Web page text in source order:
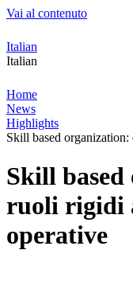
Vai al contenuto
Italian
Italian
Home
News
Highlights
Skill based
Skill
ruoli rigidi
operative